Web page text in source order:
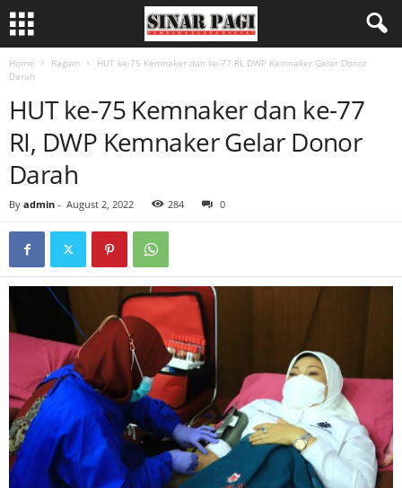
Home Ragam
HUT ke-75 Kemnaker dan ke-77 RI, DWP Kemnaker Gelar Donor
Darah
HUT ke-75 Kemnaker dan ke-77
RI, DWP Kemnaker Gelar Donor
Darah
By admin - August 2, 2022 284 0